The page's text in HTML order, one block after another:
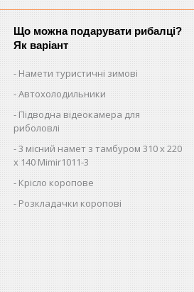
Що можна подарувати рибалці?
Як варіант
Намети туристичні зимові
Автохолодильники
Підводна відеокамера для
риболовлі
3 місний намет з тамбуром 310 х 220
х 140 Mimir1011-3
Крісло коропове
Розкладачки коропові